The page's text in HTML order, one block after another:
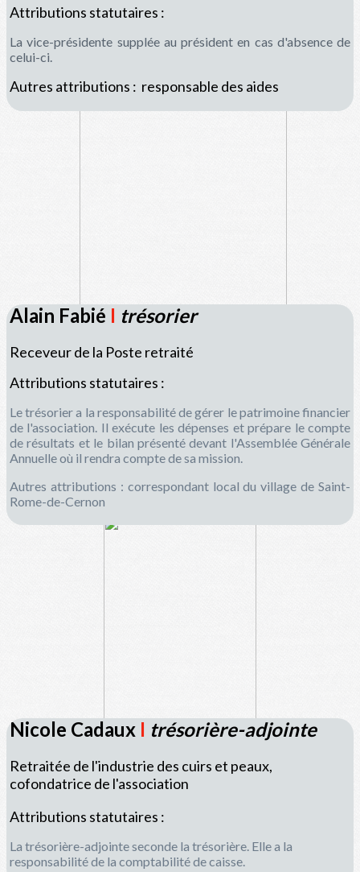
Attributions statutaires :
La vice-présidente supplée au président en cas d'absence de
celui-ci.
Autres attributions : responsable des aides
Alain Fabié I trésorier
Receveur de la Poste retraité
Attributions statutaires :
Le trésorier a la responsabilité de gérer le patrimoine financier
de l'association. Il exécute les dépenses et prépare le compte
de résultats et le bilan présenté devant l'Assemblée Générale
Annuelle où il rendra compte de sa mission.
Autres attributions : correspondant local du village de Saint-
Rome-de-Cernon
Nicole Cadaux I trésorière-adjointe
Retraitée de l'industrie des cuirs et peaux,
cofondatrice de l'association
Attributions statutaires :
La trésorière-adjointe seconde la trésorière. Elle a la
responsabilité de la comptabilité de caisse.